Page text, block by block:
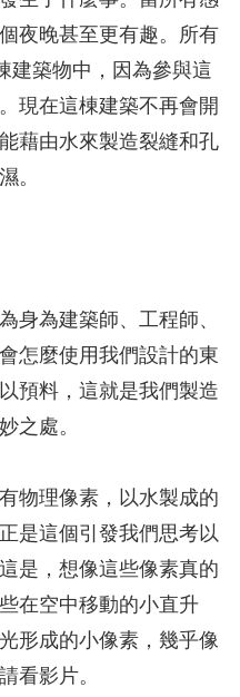
夜晚甚至更有趣。所有
建築物中，因為參與這
現在這棟建築不再會開
藉由水來製造裂縫和孔
。
身為建築師、工程師、
怎麼使用我們設計的東
預料，這就是我們製造
之處。
物理像素，以水製成的
是這個引發我們思考以
是，想像這些像素真的
在空中移動的小直升
形成的小像素，幾乎像
看影片。